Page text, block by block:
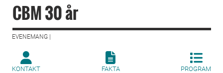
CBM 30 år
EVENEMANG |
KONTAKT FAKTA PROGRAM